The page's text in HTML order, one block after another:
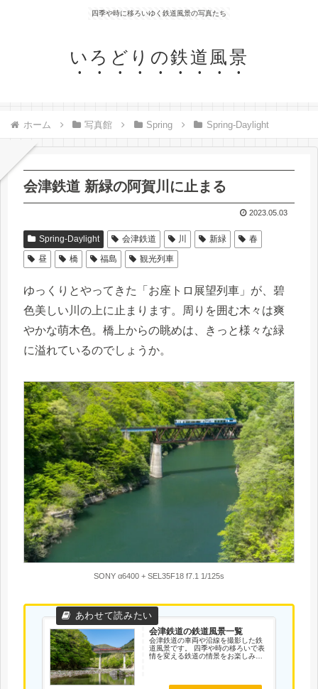
四季や時に移ろいゆく鉄道風景の写真たち
いろどりの鉄道風景
ホーム 写真館 Spring Spring-Daylight
会津鉄道 新緑の阿賀川に止まる
2023.05.03
Spring-Daylight 会津鉄道 川 新緑
春
昼
橋 福島 観光列車
ゆっくりとやってきた「お座トロ展望列車」が、碧
色美しい川の上に止まります。周りを囲む木々は爽
やかな萌木色。橋上からの眺めは、きっと様々な緑
に溢れているのでしょうか。
SONY α6400 + SEL35F18 f7.1 1/125s
会津鉄道の鉄道風景一覧
会津鉄道の車両や沿線を撮影した鉄
道風景です。 四季や時の移ろいで表
情を変える鉄道の情景をお楽しみく